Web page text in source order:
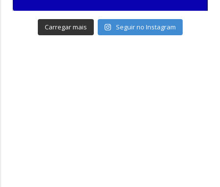
Carregar mais Seguir no Instagram